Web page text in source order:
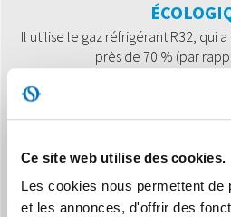
Ce site web utilise des cookies.
Les cookies nous permettent de
et les annonces, d'offrir des
Il utilise le gaz réfrigérant R32, qui
près de 70 % (par